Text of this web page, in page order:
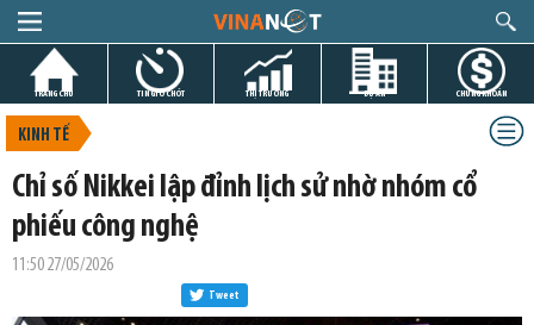
TRANG CHỦ TIN GIỜ CHÓT THỊ TRƯỜNG DỰ ÁN CHỨNG KHOÁN
KINH TẾ
Chỉ số Nikkei lập đỉnh lịch sử nhờ nhóm cổ
phiếu công nghệ
11:50 27/05/2026
Tweet